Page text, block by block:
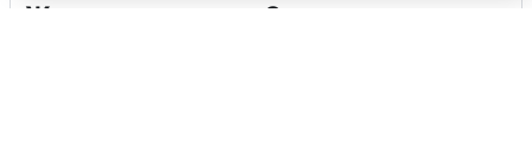
Жители и туристы Сочи рассказали